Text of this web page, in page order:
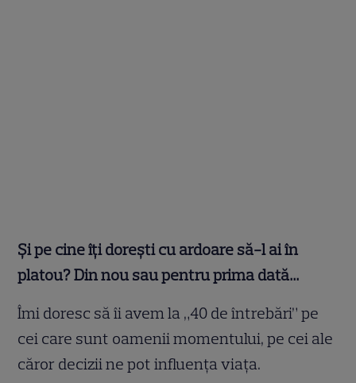
Și pe cine îți dorești cu ardoare să-l ai în
platou? Din nou sau pentru prima dată…
Îmi doresc să îi avem la „40 de întrebări” pe
cei care sunt oamenii momentului, pe cei ale
căror decizii ne pot influenţa viaţa.